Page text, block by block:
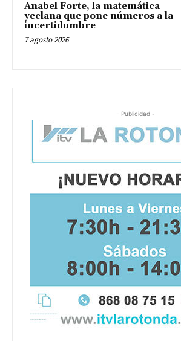
Anabel Forte, la matemática
yeclana que pone números a la
incertidumbre
7 agosto 2026
- Publicidad -